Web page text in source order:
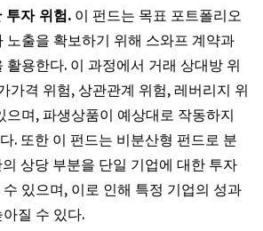
투자 위험. 이 펀드는 목표 포트폴리오
노출을 확보하기 위해 스와프 계약과
활용한다. 이 과정에서 거래 상대방 위
가격 위험, 상관관계 위험, 레버리지 위
으며, 파생상품이 예상대로 작동하지
. 또한 이 펀드는 비분산형 펀드로 분
상당 부분을 단일 기업에 대한 투자
있으며, 이로 인해 특정 기업의 성과
질 수 있다.